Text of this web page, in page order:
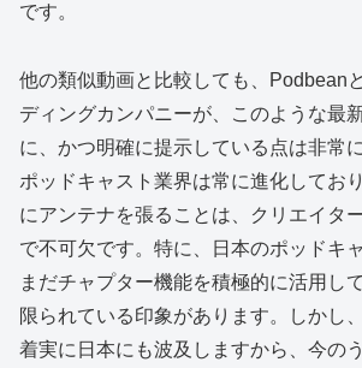
です。
他の類似動画と比較しても、Podbean
ディングカンパニーが、このような最
に、かつ明確に提示している点は非常
ポッドキャスト業界は常に進化してお
にアンテナを張ることは、クリエイタ
で不可欠です。特に、日本のポッドキ
まだチャプター機能を積極的に活用し
限られている印象があります。しかし
着実に日本にも波及しますから、今の